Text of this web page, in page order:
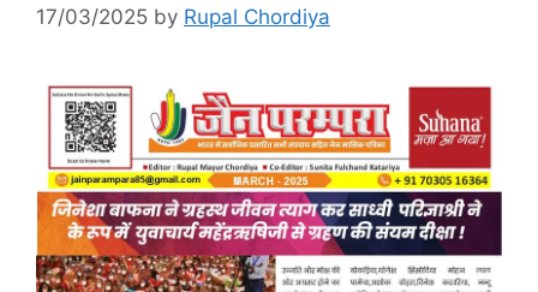
17/03/2025 by Rupal Chordiya